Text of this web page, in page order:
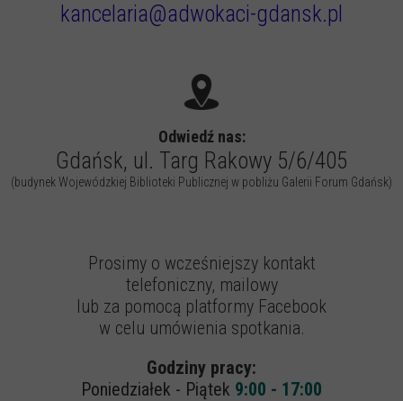
Prosimy o wcześniejszy kontakt
telefoniczny, mailowy
lub za pomocą platformy Facebook
w celu umówienia spotkania.
Godziny pracy:
Poniedziałek - Piątek 9:00 - 17:00
Odwiedź nas:
Gdańsk, ul. Targ Rakowy 5/6/405
(budynek Wojewódzkiej Biblioteki Publicznej w pobliżu Galerii Forum Gdańsk)
kancelaria@adwokaci-gdansk.pl